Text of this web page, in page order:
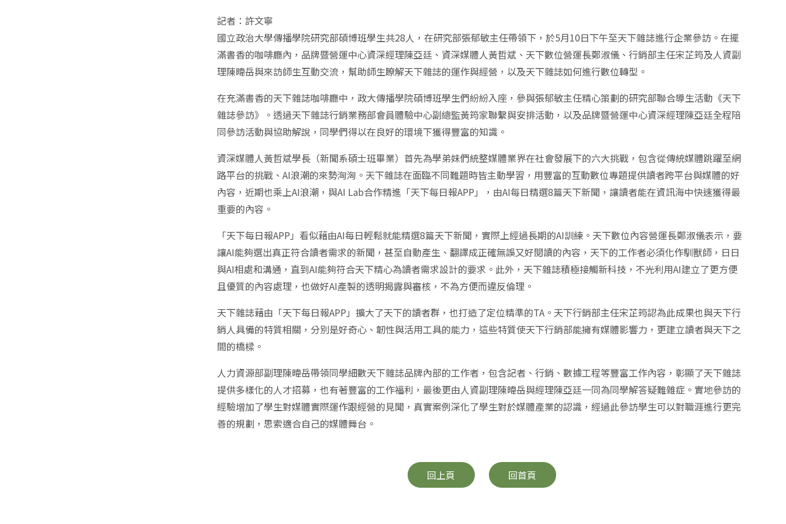
記者：許文寧
國立政治大學傳播學院研究部碩博班學生共28人，在研究部張郁敏主任帶領下，於5月10日下午至天下雜誌進行企業參訪。在擺
滿書香的咖啡廳內，品牌暨營運中心資深經理陳亞廷、資深媒體人黃哲斌、天下數位營運長鄭淑儀、行銷部主任宋芷筠及人資副
理陳暐岳與來訪師生互動交流，幫助師生瞭解天下雜誌的運作與經營，以及天下雜誌如何進行數位轉型。
在充滿書香的天下雜誌咖啡廳中，政大傳播學院碩博班學生們紛紛入座，參與張郁敏主任精心策劃的研究部聯合導生活動《天下
雜誌參訪》。透過天下雜誌行銷業務部會員體驗中心副總監黃筠家聯繫與安排活動，以及品牌暨營運中心資深經理陳亞廷全程陪
同參訪活動與協助解說，同學們得以在良好的環境下獲得豐富的知識。
資深媒體人黃哲斌學長（新聞系碩士班畢業）首先為學弟妹們統整媒體業界在社會發展下的六大挑戰，包含從傳統媒體跳躍至網
路平台的挑戰、AI浪潮的來勢洶洶。天下雜誌在面臨不同難題時皆主動學習，用豐富的互動數位專題提供讀者跨平台與媒體的好
內容，近期也乘上AI浪潮，與AI Lab合作精進「天下每日報APP」，由AI每日精選8篇天下新聞，讓讀者能在資訊海中快速獲得最
重要的內容。
「天下每日報APP」看似藉由AI每日輕鬆就能精選8篇天下新聞，實際上經過長期的AI訓練。天下數位內容營運長鄭淑儀表示，要
讓AI能夠選出真正符合讀者需求的新聞，甚至自動產生、翻譯成正確無誤又好閱讀的內容，天下的工作者必須化作馴獸師，日日
與AI相處和溝通，直到AI能夠符合天下精心為讀者需求設計的要求。此外，天下雜誌積極接觸新科技，不光利用AI建立了更方便
且優質的內容處理，也做好AI產製的透明揭露與審核，不為方便而違反倫理。
天下雜誌藉由「天下每日報APP」擴大了天下的讀者群，也打造了定位精準的TA。天下行銷部主任宋芷筠認為此成果也與天下行
銷人具備的特質相關，分別是好奇心、韌性與活用工具的能力，這些特質使天下行銷部能擁有媒體影響力，更建立讀者與天下之
間的橋樑。
人力資源部副理陳暐岳帶領同學細數天下雜誌品牌內部的工作者，包含記者、行銷、數據工程等豐富工作內容，彰顯了天下雜誌
提供多樣化的人才招募，也有著豐富的工作福利，最後更由人資副理陳暐岳與經理陳亞廷一同為同學解答疑難雜症。實地參訪的
經驗增加了學生對媒體實際運作跟經營的見聞，真實案例深化了學生對於媒體產業的認識，經過此參訪學生可以對職涯進行更完
善的規劃，思索適合自己的媒體舞台。
回上頁 回首頁